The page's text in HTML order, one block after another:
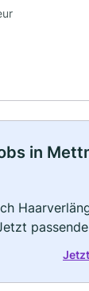
in